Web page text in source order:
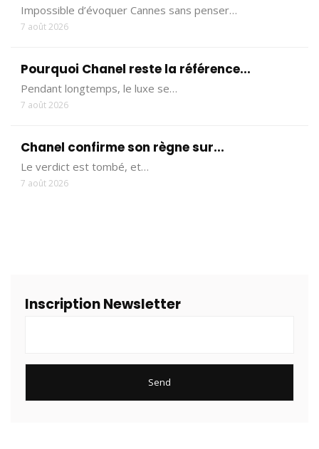
Impossible d’évoquer Cannes sans penser…
7 août 2026
Pourquoi Chanel reste la référence...
Pendant longtemps, le luxe se…
7 août 2026
Chanel confirme son règne sur...
Le verdict est tombé, et…
7 août 2026
Inscription Newsletter